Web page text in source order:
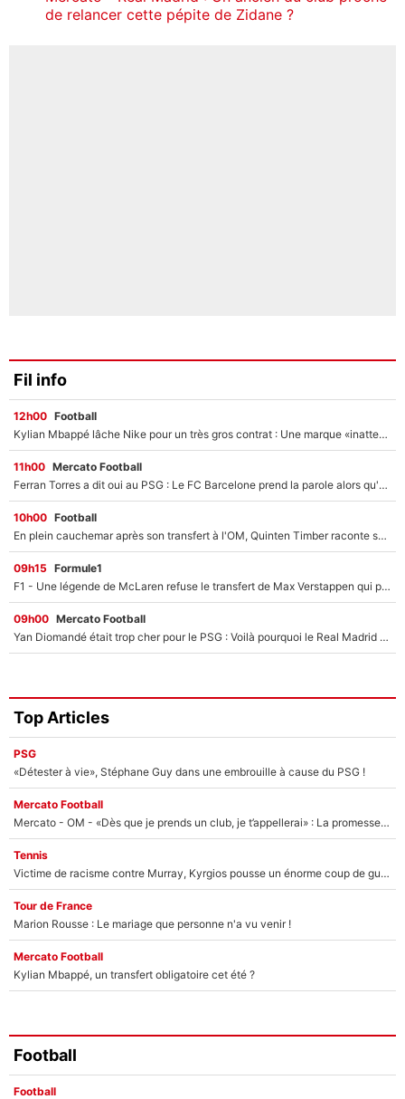
de relancer cette pépite de Zidane ?
Fil info
12h00 Football
Kylian Mbappé lâche Nike pour un très gros contrat : Une marque «inattendue» va frapper très fort
11h00 Mercato Football
Ferran Torres a dit oui au PSG : Le FC Barcelone prend la parole alors qu'un transfert de l'attaquant espagnol prend forme
10h00 Football
En plein cauchemar après son transfert à l'OM, Quinten Timber raconte ses doutes après sa signature à Marseille
09h15 Formule1
F1 - Une légende de McLaren refuse le transfert de Max Verstappen qui pourrait «faire des vagues» et plomber l'ambiance dans l'équipe
09h00 Mercato Football
Yan Diomandé était trop cher pour le PSG : Voilà pourquoi le Real Madrid a accepté de payer la somme record de 140M€ pour boucler son transfert !
Top Articles
PSG
«Détester à vie», Stéphane Guy dans une embrouille à cause du PSG !
Mercato Football
Mercato - OM - «Dès que je prends un club, je t’appellerai» : La promesse de Marcelino au moment de claquer la porte
Tennis
Victime de racisme contre Murray, Kyrgios pousse un énorme coup de gueule !
Tour de France
Marion Rousse : Le mariage que personne n'a vu venir !
Mercato Football
Kylian Mbappé, un transfert obligatoire cet été ?
Football
Football